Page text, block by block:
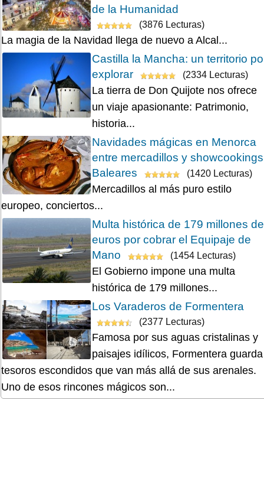
de la Humanidad
(3876 Lecturas)
La magia de la Navidad llega de nuevo a Alcal...
Castilla la Mancha: un territorio
explorar
(2334 Lecturas)
La tierra de Don Quijote nos ofrece
un viaje apasionante: Patrimonio,
historia...
Navidades mágicas en Menorca
entre mercadillos y
Baleares
(1420 Lecturas)
Mercadillos al más puro estilo
europeo, conciertos...
Multa histórica de 179 millones de
euros por cobrar el Equipaje de
Mano
(1454 Lecturas)
El Gobierno impone una multa
histórica de 179 millones...
Los Varaderos de Formentera
(2377 Lecturas)
Famosa por sus aguas cristalinas y
paisajes idílicos, Formentera guarda
tesoros escondidos que van más allá de sus arenales.
Uno de esos rincones mágicos son...